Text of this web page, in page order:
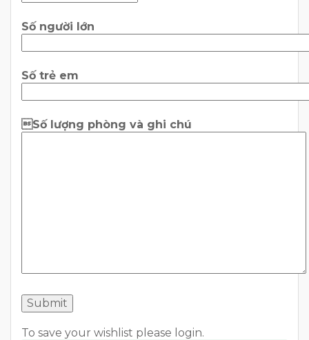
Số người lớn
Số trẻ em
Số lượng phòng và ghi chú
To save your wishlist please login.